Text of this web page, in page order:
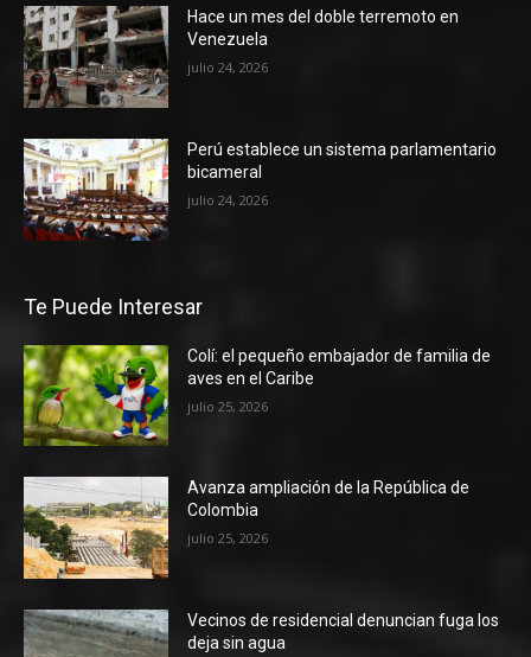
Hace un mes del doble terremoto en
Venezuela
julio 24, 2026
Perú establece un sistema parlamentario
bicameral
julio 24, 2026
Te Puede Interesar
Colí: el pequeño embajador de familia de
aves en el Caribe
julio 25, 2026
Avanza ampliación de la República de
Colombia
julio 25, 2026
Vecinos de residencial denuncian fuga los
deja sin agua